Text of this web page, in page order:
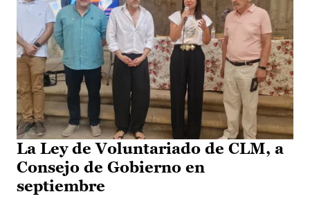
La Ley de Voluntariado de CLM, a
Consejo de Gobierno en
septiembre